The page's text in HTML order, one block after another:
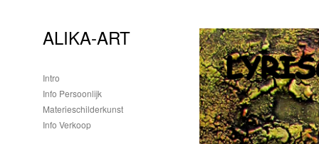
ALIKA-ART
Intro
Info Persoonlijk
Materieschilderkunst
Info Verkoop